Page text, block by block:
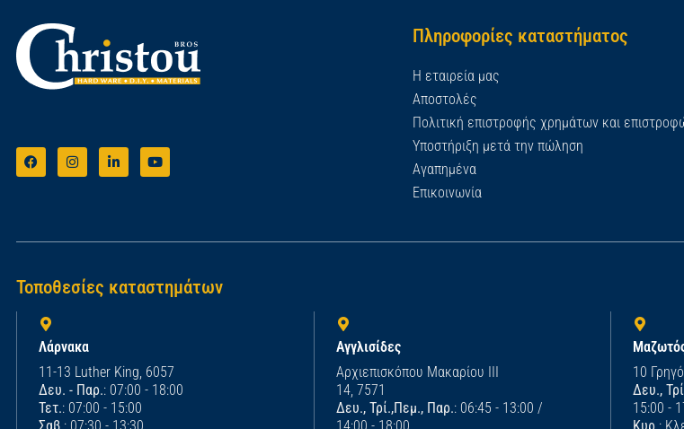
Πληροφορίες καταστήματος
Η εταιρεία μας
Αποστολές
Πολιτική επιστροφής χρημάτων και
Υποστήριξη μετά την πώληση
Αγαπημένα
Επικοινωνία
Τοποθεσίες καταστημάτων
Λάρνακα
11-13 Luther King, 6057
Δευ. - Παρ.: 07:00 - 18:00
Τετ.: 07:00 - 15:00
Σαβ. : 07:30 - 13:30
Αγγλισίδες
Αρχιεπισκόπου Μακαρίου ΙΙΙ
14, 7571
Δευ., Τρί.,Πεμ., Παρ.: 06:45 - 13:00 /
14:00 - 18:00
10
Δευ.,
15:00 -
Κυρ. :